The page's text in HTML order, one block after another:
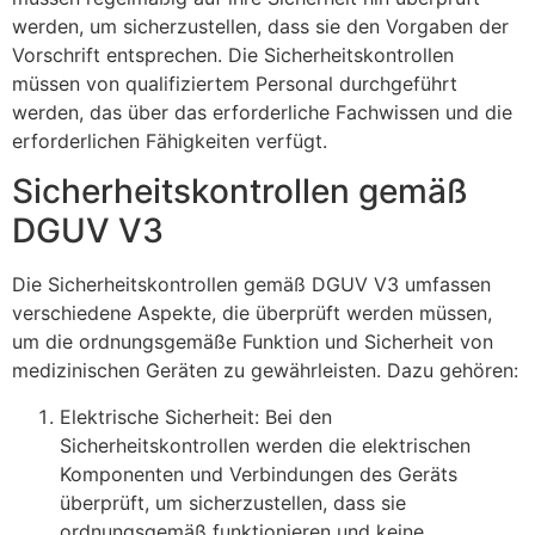
werden, um sicherzustellen, dass sie den Vorgaben der
Vorschrift entsprechen. Die Sicherheitskontrollen
müssen von qualifiziertem Personal durchgeführt
werden, das über das erforderliche Fachwissen und die
erforderlichen Fähigkeiten verfügt.
Sicherheitskontrollen gemäß
DGUV V3
Die Sicherheitskontrollen gemäß DGUV V3 umfassen
verschiedene Aspekte, die überprüft werden müssen,
um die ordnungsgemäße Funktion und Sicherheit von
medizinischen Geräten zu gewährleisten. Dazu gehören:
Elektrische Sicherheit: Bei den
Sicherheitskontrollen werden die elektrischen
Komponenten und Verbindungen des Geräts
überprüft, um sicherzustellen, dass sie